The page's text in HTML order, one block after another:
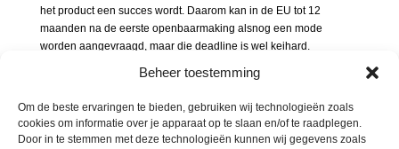
Beheer toestemming
Om de beste ervaringen te bieden, gebruiken wij technologieën zoals
cookies om informatie over je apparaat op te slaan en/of te raadplegen.
Door in te stemmen met deze technologieën kunnen wij gegevens zoals
het product een succes wordt. Daarom kan in de EU tot 12
maanden na de eerste openbaarmaking alsnog een mode
worden aangevraagd, maar die deadline is wel keihard.
Crocs heeft voor zijn plastic schoen een modelregistratie
start hiertegen een nietigheidsprocedure omdat het product toen
al twee jaar op de markt was in de USA. Het product werd
gepromoot via de website in 2002, was een groot succes op een